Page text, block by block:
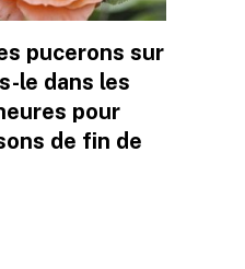
pucerons sur
le dans les
pour
de fin de